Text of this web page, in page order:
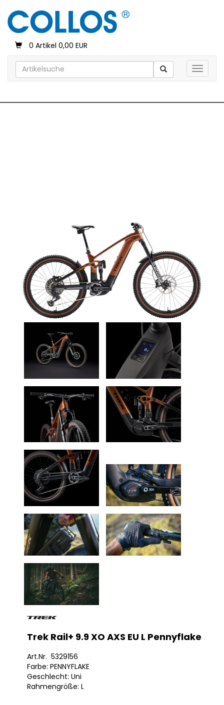
0 Artikel 0,00 EUR
Toggle
Trek Rail+ 9.9 XO AXS EU L Pennyflake
Art.Nr. 5329156
Farbe: PENNYFLAKE
Geschlecht: Uni
Rahmengröße: L